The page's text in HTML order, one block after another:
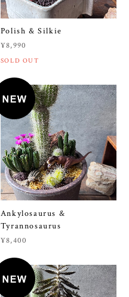
Polish & Silkie
¥8,990
SOLD OUT
Ankylosaurus &
Tyrannosaurus
¥8,400